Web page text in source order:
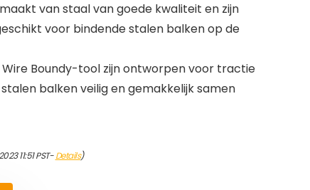
van staal van goede kwaliteit en zijn
voor bindende stalen balken op de
Wire Boundy-tool zijn ontworpen voor tractie
balken veilig en gemakkelijk samen
11:51 PST-Details)